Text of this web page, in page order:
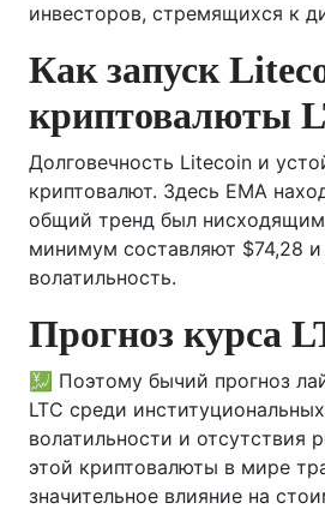
инвесторов, стремящихся к
Как запуск
криптовалюты
Долговечность Litecoin и
криптовалют. Здесь EMA
общий тренд был
минимум составляют $74,28
волатильность.
Прогноз курса
💹 Поэтому бычий прогноз
LTC среди
волатильности и отсутствия
этой криптовалюты в мире
значительное влияние на